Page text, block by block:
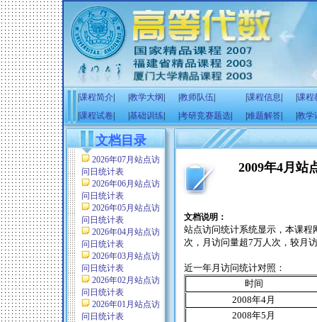
课程简介 教学大纲 教师队伍 课程信息
课程
课程试卷 基础训练 考研竞赛题选 难题解答 教学
文档目录
2026年07月站点访
问日统计表
2026年06月站点访
问日统计表
2026年05月站点访
问日统计表
2026年04月站点访
问日统计表
2026年03月站点访
问日统计表
2026年02月站点访
问日统计表
2026年01月站点访
问日统计表
2009年4月站
文档说明：
站点访问统计系统显示，本课程
次，月访问量超7万人次，较月
近一年月访问统计对照：
时间
2008年4月
2008年5 月